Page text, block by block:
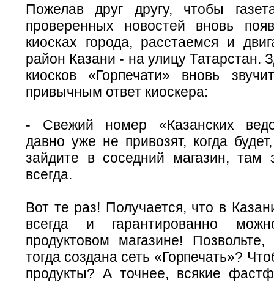
Пожелав друг другу, чтобы
проверенных новостей вновь
киосках города, расстаемся и
район Казани - на улицу Татарстан.
киосков «Горпечати» вновь
привычным ответ киоскера:
- Свежий номер «Казанских
давно уже не привозят, когда
зайдите в соседний магазин, там
всегда.
Вот те раз! Получается, что в
всегда и гарантированно
продуктовом магазине!
тогда создана сеть «Горпечать»?
продукты? А точнее, всякие